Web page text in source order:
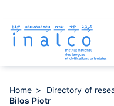
main
content
Home
Directory of
Bilos Piotr